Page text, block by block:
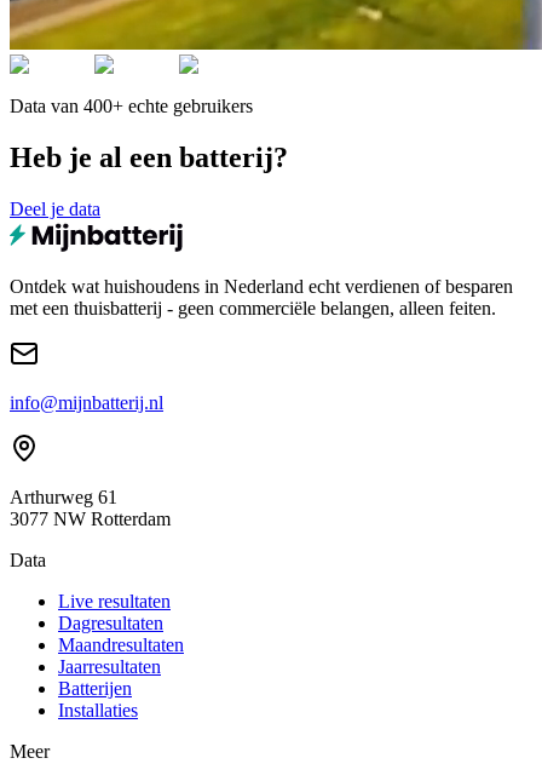
Data van 400+ echte gebruikers
Heb je al een batterij?
Deel je data
Ontdek wat huishoudens in Nederland echt verdienen of besparen
met een thuisbatterij - geen commerciële belangen, alleen feiten.
info@mijnbatterij.nl
Arthurweg 61
3077 NW Rotterdam
Data
Live resultaten
Dagresultaten
Maandresultaten
Jaarresultaten
Batterijen
Installaties
Meer